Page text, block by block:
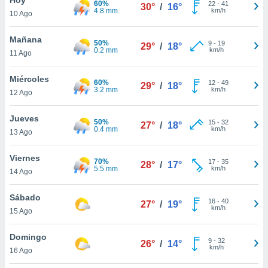
en
más
nuestra
de
cookies
aceptar
10 Ago
60%
4.8 mm
30° / 16° 22- 41
km/h
Mañana
11 Ago
50%
0.2 mm
29° / 18° 9- 19
km/h
Miércoles
12 Ago
60%
3.2 mm
29° / 18° 12- 49
km/h
Jueves
13 Ago
50%
0.4 mm
27° / 18° 15- 32
km/h
Viernes
14 Ago
70%
5.5 mm
28° / 17° 17- 35
km/h
Sábado
15 Ago
27° / 19° 16- 40
km/h
Domingo
16 Ago
26° / 14° 9- 32
km/h